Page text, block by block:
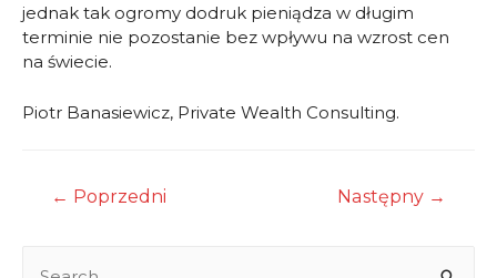
jednak tak ogromy dodruk pieniądza w długim
terminie nie pozostanie bez wpływu na wzrost cen
na świecie.
Piotr Banasiewicz, Private Wealth Consulting.
Nawigacja
← Poprzedni Następny →